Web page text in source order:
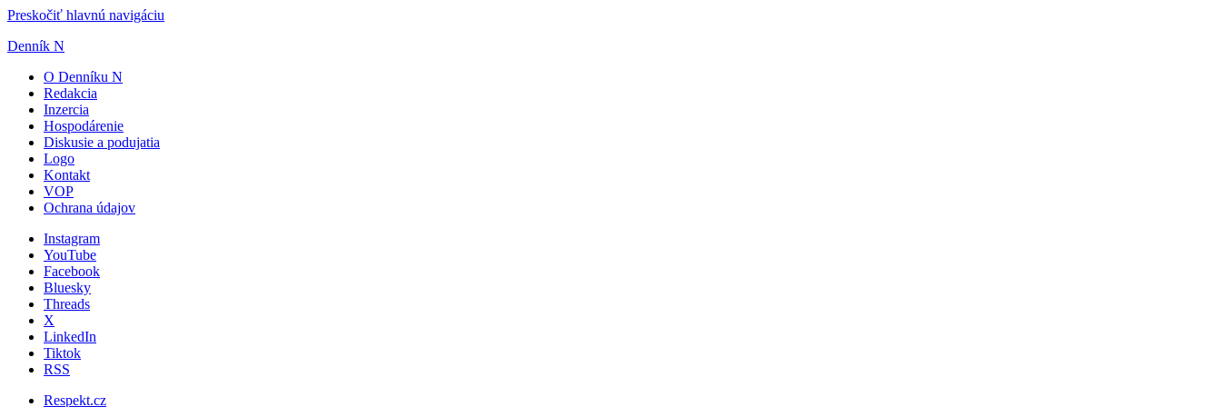
Preskočiť hlavnú navigáciu
Denník N
O Denníku N
Redakcia
Inzercia
Hospodárenie
Diskusie a podujatia
Logo
Kontakt
VOP
Ochrana údajov
Instagram
YouTube
Facebook
Bluesky
Threads
X
LinkedIn
Tiktok
RSS
Respekt.cz